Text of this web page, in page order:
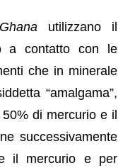
Ghana utilizzano il
a contatto con le
che in minerale
“amalgama”,
di mercurio e il
successivamente
il mercurio e per